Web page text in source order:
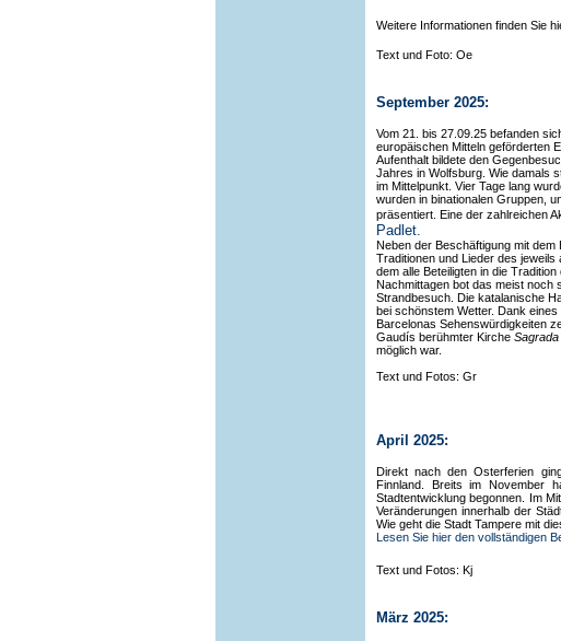
Weitere Informationen finden Sie
Text und Foto: Oe
September 2025:
Vom 21. bis 27.09.25 befanden
europäischen Mitteln geförderten
Aufenthalt bildete den
Jahres in Wolfsburg. Wie damals
im Mittelpunkt. Vier Tage lang
wurden in binationalen Gruppen,
präsentiert. Eine der zahlreichen
Padlet.
Neben der Beschäftigung mit
Traditionen und Lieder des
dem alle Beteiligten in die Tradition
Nachmittagen bot das meist noch
Strandbesuch. Die katalanische
bei schönstem Wetter. Dank
Barcelonas Sehenswürdigkeiten
Gaudís berühmter Kirche Sagrada
möglich war.
Text und Fotos: Gr
April 2025:
Direkt nach den Osterferien
Finnland. Breits im November
Stadtentwicklung begonnen. Im
Veränderungen innerhalb der
Wie geht die Stadt Tampere mit
Lesen Sie hier den vollständigen
Text und Fotos: Kj
März 2025: